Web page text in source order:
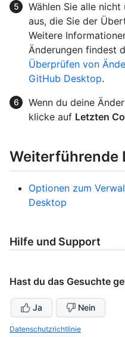
Wählen Sie alle
aus, die Sie der
Weitere
Änderungen findest
Überprüfen von
GitHub Desktop.
Wenn du deine
klicke auf Letzten
Weiterführende
Optionen zum
Desktop
Hilfe und Support
Hast du das Gesuchte
Ja Nein
Datenschutzrichtlinie